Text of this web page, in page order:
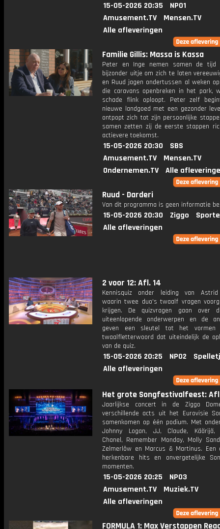
15-05-2026 20:35
NPO1
Amusement.TV
Mensen.TV
Alle afleveringen
Familie Gillis: Massa is Kassa
Peter en Inge nemen samen de tijd
bijzonder uitje om zich te laten
en Ruud jagen ondertussen al weken
die caravans openbreken in het park,
schade flink oploopt. Peter zelf
nieuwe landgoed met een gezonder
ontpopt zich tot zijn persoonlijke
samen zetten zij de eerste stappen
actievere toekomst.
15-05-2026 20:30
SBS
Amusement.TV
Mensen.TV
Ondernemen.TV
Alle
Ruud - Darderi
Van dit programma is geen informatie
15-05-2026 20:30 Ziggo
Alle afleveringen
2 voor 12: Afl. 14
Kennisquiz onder leiding van
waarin twee duo's twaalf vragen
krijgen. De quizvragen gaan over
uiteenlopende onderwerpen en de
geven een sleutel tot het vormen
twaalfletterwoord dat uiteindelijk de
van de quiz.
15-05-2026 20:25 NPO2
Alle afleveringen
Het grote Songfestivalfeest:
Jaarlijkse concert in de Ziggo
verschillende acts uit het Eurovisie
samenkomen op één podium. Met
Johnny Logan, JJ, Claude, Käärijä,
Chanel, Remember Monday, Molly
Zelmerlöw en Marcus & Martinus. Een
herkenbare hits en onvergetelijke
momenten.
15-05-2026 20:25
NPO3
Amusement.TV
Muziek.TV
Alle afleveringen
FORMULA 1: Max Verstappen